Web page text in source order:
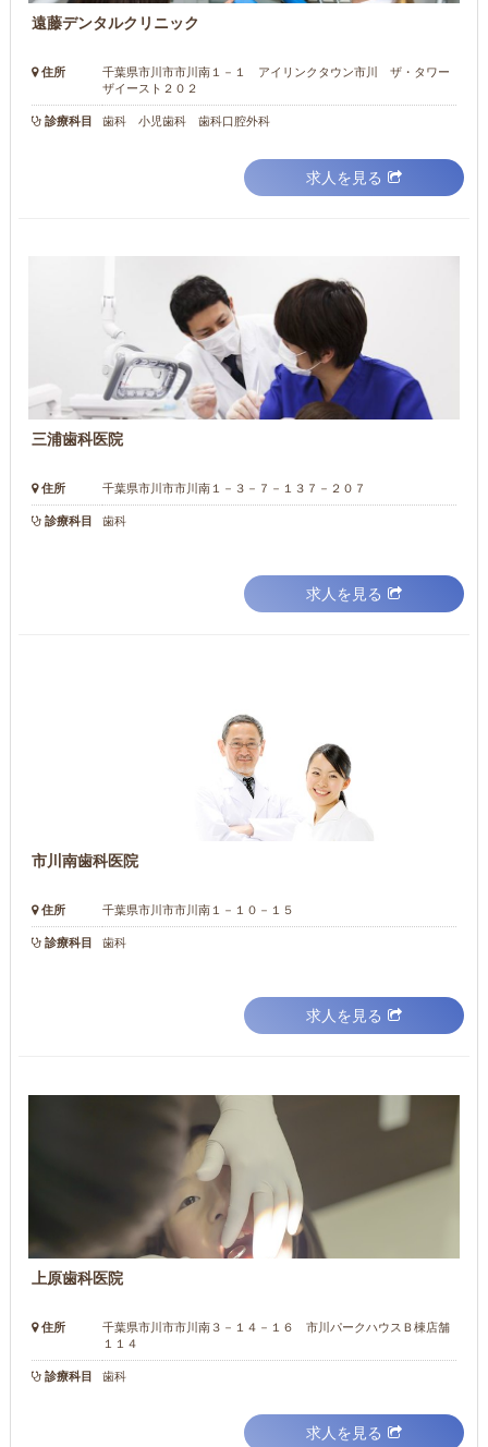
遠藤デンタルクリニック
住所
千葉県市川市市川南１－１ アイリンクタウン市川 ザ・タワー
ザイースト２０２
診療科目 歯科 小児歯科 歯科口腔外科
求人を見る
三浦歯科医院
住所 千葉県市川市市川南１－３－７－１３７－２０７
診療科目 歯科
求人を見る
市川南歯科医院
住所 千葉県市川市市川南１－１０－１５
診療科目 歯科
求人を見る
上原歯科医院
住所
千葉県市川市市川南３－１４－１６ 市川パークハウスＢ棟店舗
１１４
診療科目 歯科
求人を見る